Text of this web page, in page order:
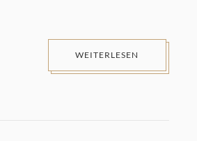
WEITERLESEN